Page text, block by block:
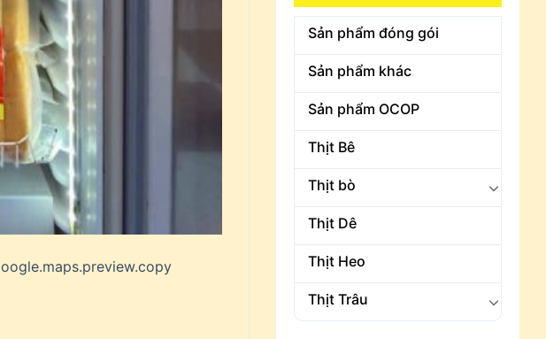
Sản phẩm đóng gói
Sản phẩm khác
Sản phẩm OCOP
Thịt Bê
Thịt bò
Thịt Dê
Thịt Heo
Thịt Trâu